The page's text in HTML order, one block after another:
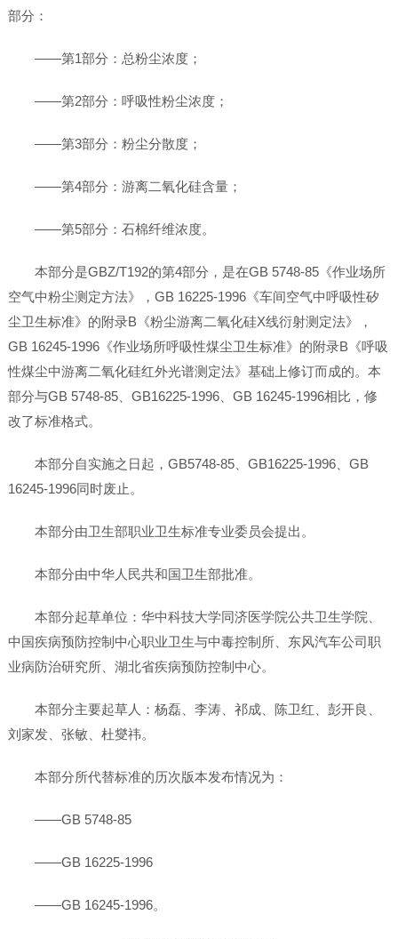
部分：
——第1部分：总粉尘浓度；
——第2部分：呼吸性粉尘浓度；
——第3部分：粉尘分散度；
——第4部分：游离二氧化硅含量；
——第5部分：石棉纤维浓度。
本部分是GBZ/T192的第4部分，是在GB 5748-85《作业场所
空气中粉尘测定方法》，GB 16225-1996《车间空气中呼吸性矽
尘卫生标准》的附录B《粉尘游离二氧化硅X线衍射测定法》，
GB 16245-1996《作业场所呼吸性煤尘卫生标准》的附录B《呼吸
性煤尘中游离二氧化硅红外光谱测定法》基础上修订而成的。本
部分与GB 5748-85、GB16225-1996、GB 16245-1996相比，修
改了标准格式。
本部分自实施之日起，GB5748-85、GB16225-1996、GB
16245-1996同时废止。
本部分由卫生部职业卫生标准专业委员会提出。
本部分由中华人民共和国卫生部批准。
本部分起草单位：华中科技大学同济医学院公共卫生学院、
中国疾病预防控制中心职业卫生与中毒控制所、东风汽车公司职
业病防治研究所、湖北省疾病预防控制中心。
本部分主要起草人：杨磊、李涛、祁成、陈卫红、彭开良、
刘家发、张敏、杜燮祎。
本部分所代替标准的历次版本发布情况为：
——GB 5748-85
——GB 16225-1996
——GB 16245-1996。